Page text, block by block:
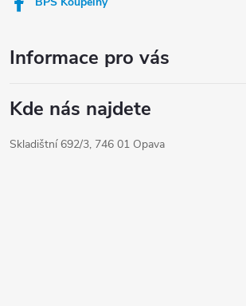
Informace pro vás
Kde nás najdete
Skladištní 692/3, 746 01 Opava